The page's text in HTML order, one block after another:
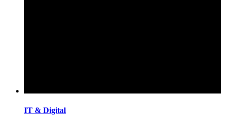
IT & Digital